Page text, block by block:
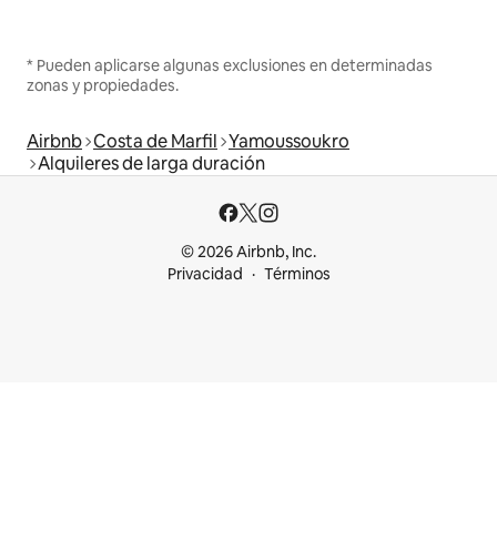
* Pueden aplicarse algunas exclusiones en determinadas
zonas y propiedades.
Airbnb Costa de Marfil Yamoussoukro
Alquileres de larga duración
© 2026 Airbnb, Inc.
Privacidad
Términos